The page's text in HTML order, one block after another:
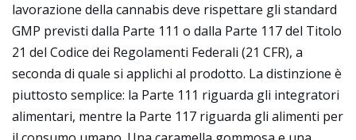
lavorazione della cannabis deve rispettare gli standard
GMP previsti dalla Parte 111 o dalla Parte 117 del Titolo
21 del Codice dei Regolamenti Federali (21 CFR), a
seconda di quale si applichi al prodotto. La distinzione è
piuttosto semplice: la Parte 111 riguarda gli integratori
alimentari, mentre la Parte 117 riguarda gli alimenti per